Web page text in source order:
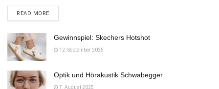
READ MOREDETAILS
Gewinnspiel: Skechers Hotshot
12. September 2025
Optik und Hörakustik Schwabegger
7. August 2025